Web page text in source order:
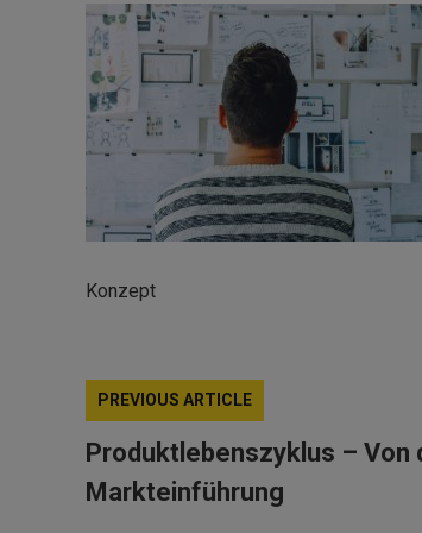
Konzept
PREVIOUS ARTICLE
Produktlebenszyklus – Von
Markteinführung